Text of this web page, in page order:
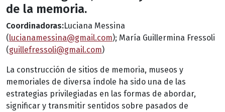
de la memoria.
Coordinadoras:Luciana Messina
(lucianamessina@gmail.com); María Guillermina Fressoli
(guillefressoli@gmail.com)
La construcción de sitios de memoria, museos y
memoriales de diversa índole ha sido una de las
estrategias privilegiadas en las formas de abordar,
significar y transmitir sentidos sobre pasados de